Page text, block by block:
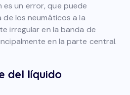
un error, que puede
de los neumáticos a la
irregular en la banda de
en la parte central.
del líquido